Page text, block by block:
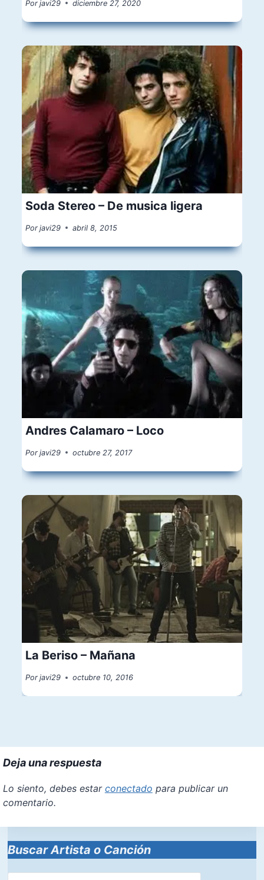
Por javi29 diciembre 27, 2020
Soda Stereo – De musica ligera
Por javi29 abril 8, 2015
Andres Calamaro – Loco
Por javi29 octubre 27, 2017
La Beriso – Mañana
Por javi29 octubre 10, 2016
Deja una respuesta
Lo siento, debes estar conectado para publicar un
comentario.
Buscar Artista o Canción